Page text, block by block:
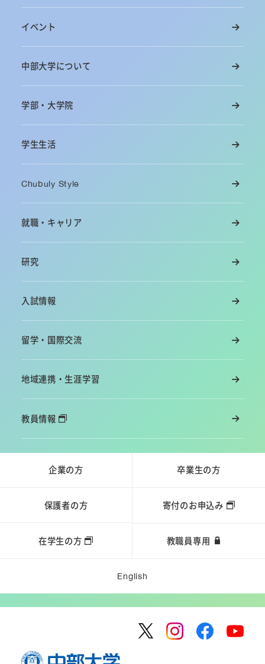
イベント
中部大学について
学部・大学院
学生生活
Chubuly Style
就職・キャリア
研究
入試情報
留学・国際交流
地域連携・生涯学習
教員情報
企業の方 卒業生の方
保護者の方 寄付のお申込み
在学生の方 教職員専用
English